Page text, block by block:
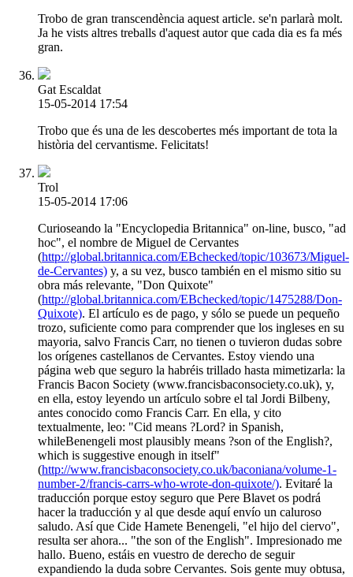
Trobo de gran transcendència aquest article. se'n parlarà molt.
Ja he vists altres treballs d'aquest autor que cada dia es fa més
gran.
Gat Escaldat
15-05-2014 17:54
Trobo que és una de les descobertes més important de tota la
història del cervantisme. Felicitats!
Trol
15-05-2014 17:06
Curioseando la "Encyclopedia Britannica" on-line, busco, "ad
hoc", el nombre de Miguel de Cervantes
(http://global.britannica.com/EBchecked/topic/103673/Miguel-
de-Cervantes) y, a su vez, busco también en el mismo sitio su
obra más relevante, "Don Quixote"
(http://global.britannica.com/EBchecked/topic/1475288/Don-
Quixote). El artículo es de pago, y sólo se puede un pequeño
trozo, suficiente como para comprender que los ingleses en su
mayoria, salvo Francis Carr, no tienen o tuvieron dudas sobre
los orígenes castellanos de Cervantes. Estoy viendo una
página web que seguro la habréis trillado hasta mimetizarla: la
Francis Bacon Society (www.francisbaconsociety.co.uk), y,
en ella, estoy leyendo un artículo sobre el tal Jordi Bilbeny,
antes conocido como Francis Carr. En ella, y cito
textualmente, leo: "Cid means ?Lord? in Spanish,
whileBenengeli most plausibly means ?son of the English?,
which is suggestive enough in itself"
(http://www.francisbaconsociety.co.uk/baconiana/volume-1-
number-2/francis-carrs-who-wrote-don-quixote/). Evitaré la
traducción porque estoy seguro que Pere Blavet os podrá
hacer la traducción y al que desde aquí envío un caluroso
saludo. Así que Cide Hamete Benengeli, "el hijo del ciervo",
resulta ser ahora... "the son of the English". Impresionado me
hallo. Bueno, estáis en vuestro de derecho de seguir
expandiendo la duda sobre Cervantes. Sois gente muy obtusa,